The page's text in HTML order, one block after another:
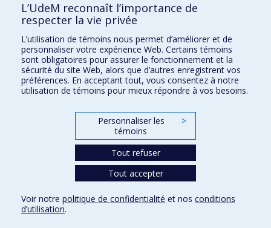
UdeM français
Pavillon J.-A.-DeSève
2332, boul. Édouard-Montpetit Bureau C-4511
Montréal QC H3T 1J4
Nous joindre
Inscrivez-vous à notre infolettre
Conditions d’utilisation
L’UdeM reconnaît l’importance de
respecter la vie privée
L’utilisation de témoins nous permet d’améliorer et de
personnaliser votre expérience Web. Certains témoins
sont obligatoires pour assurer le fonctionnement et la
sécurité du site Web, alors que d’autres enregistrent vos
préférences. En acceptant tout, vous consentez à notre
utilisation de témoins pour mieux répondre à vos besoins.
Personnaliser les
témoins
>
Tout refuser
Tout accepter
Voir notre politique de confidentialité et nos conditions
d’utilisation.